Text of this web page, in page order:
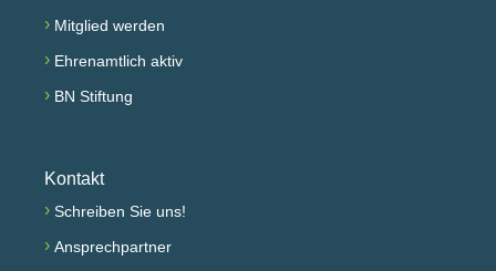
› Mitglied werden
› Ehrenamtlich aktiv
› BN Stiftung
Kontakt
› Schreiben Sie uns!
› Ansprechpartner